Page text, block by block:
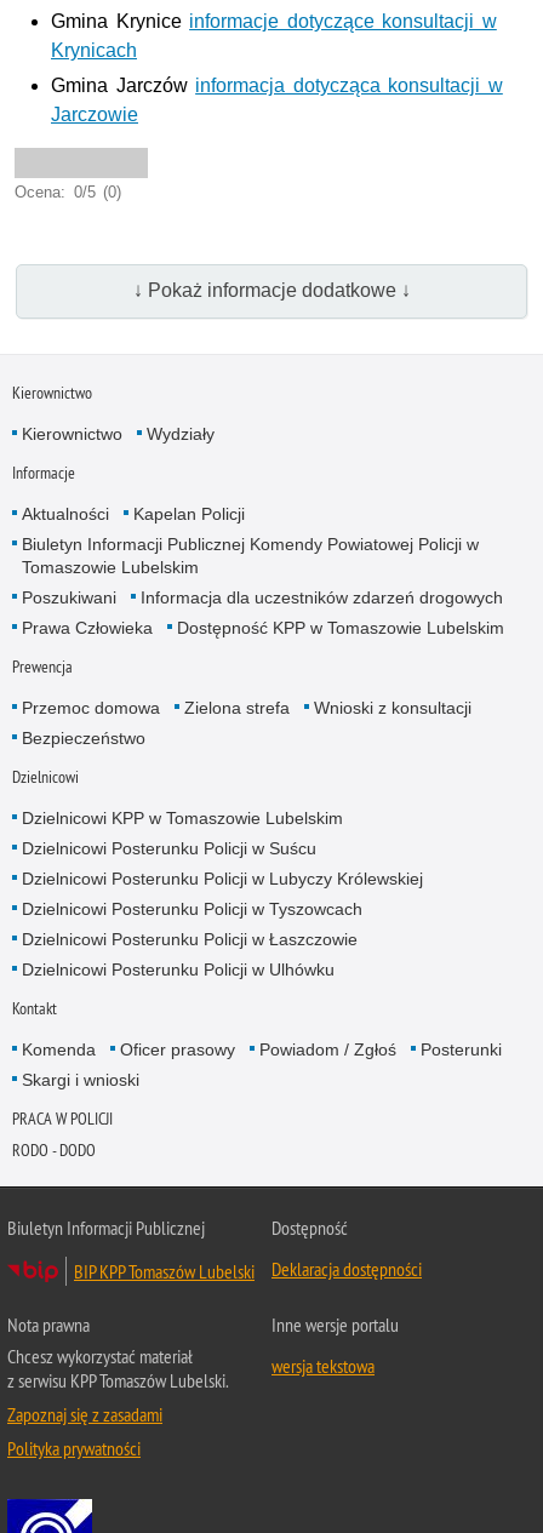
Gmina Krynice informacje dotyczące konsultacji w
Krynicach
Gmina Jarczów informacja dotycząca konsultacji w
Jarczowie
Ocena: 0/5 (0)
↓ Pokaż informacje dodatkowe ↓
Kierownictwo
Kierownictwo Wydziały
Informacje
Aktualności
Kapelan Policji
Biuletyn Informacji Publicznej Komendy Powiatowej Policji w
Tomaszowie Lubelskim
Poszukiwani
Informacja dla uczestników zdarzeń drogowych
Prawa Człowieka
Dostępność KPP w Tomaszowie Lubelskim
Prewencja
Przemoc domowa Zielona strefa
Wnioski z konsultacji
Bezpieczeństwo
Dzielnicowi
Dzielnicowi KPP w Tomaszowie Lubelskim
Dzielnicowi Posterunku Policji w Suścu
Dzielnicowi Posterunku Policji w Lubyczy Królewskiej
Dzielnicowi Posterunku Policji w Tyszowcach
Dzielnicowi Posterunku Policji w Łaszczowie
Dzielnicowi Posterunku Policji w Ulhówku
Kontakt
Komenda Oficer prasowy Powiadom / Zgłoś
Posterunki
Skargi i wnioski
PRACA W POLICJI
RODO - DODO
Biuletyn Informacji Publicznej
BIP KPP Tomaszów Lubelski
Dostępność
Deklaracja dostępności
Nota prawna
Chcesz wykorzystać materiał
z serwisu KPP Tomaszów Lubelski.
Zapoznaj się z zasadami
Polityka prywatności
Inne wersje portalu
wersja tekstowa